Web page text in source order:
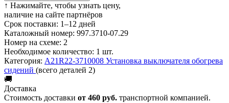
↑ Нажимайте, чтобы узнать цену,
наличие на сайте партнёров
Срок поставки: 1–12 дней
Каталожный номер: 997.3710-07.29
Номер на схеме: 2
Необходимое количество: 1 шт.
Категория: A21R22-3710008 Установка выключателя обогрева
сидений (всего деталей 2)
🚚
Доставка
Стоимость доставки от 460 руб. транспортной компанией.